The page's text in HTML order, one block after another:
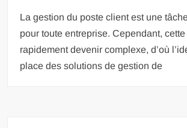
La gestion du poste client est une
pour toute entreprise. Cependant,
rapidement devenir complexe, d’où
place des solutions de gestion de